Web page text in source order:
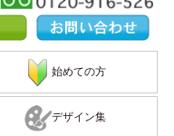
始めての方
デザイン集